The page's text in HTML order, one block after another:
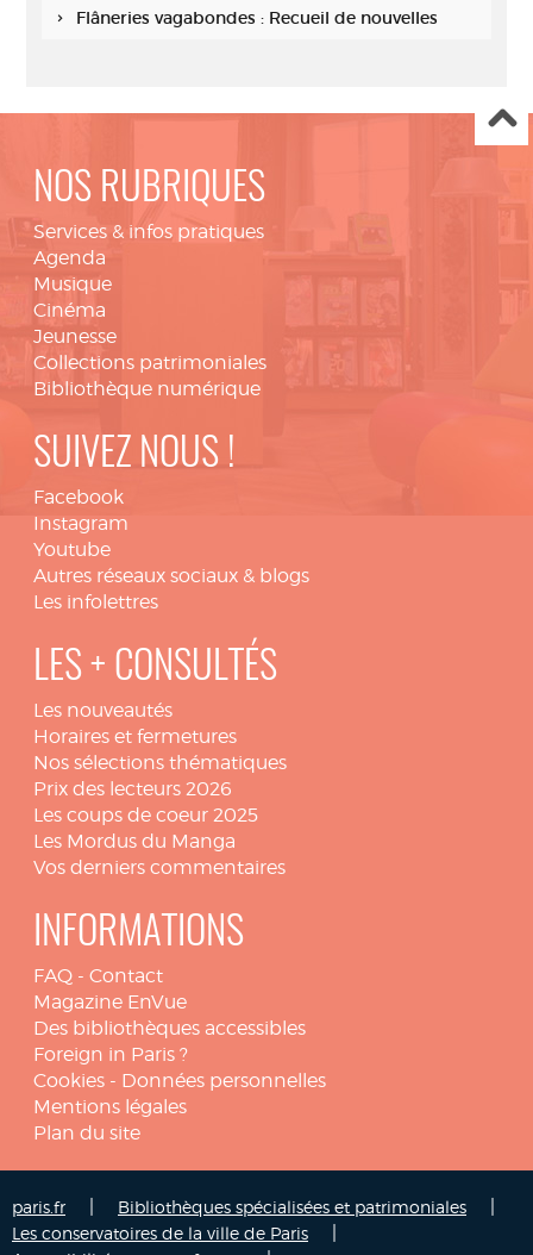
Flâneries vagabondes : Recueil de nouvelles
NOS RUBRIQUES
Services & infos pratiques
Agenda
Musique
Cinéma
Jeunesse
Collections patrimoniales
Bibliothèque numérique
SUIVEZ NOUS !
Facebook
Instagram
Youtube
Autres réseaux sociaux & blogs
Les infolettres
LES + CONSULTÉS
Les nouveautés
Horaires et fermetures
Nos sélections thématiques
Prix des lecteurs 2026
Les coups de coeur 2025
Les Mordus du Manga
Vos derniers commentaires
INFORMATIONS
FAQ - Contact
Magazine EnVue
Des bibliothèques accessibles
Foreign in Paris ?
Cookies - Données personnelles
Mentions légales
Plan du site
paris.fr Bibliothèques spécialisées et patrimoniales
Les conservatoires de la ville de Paris